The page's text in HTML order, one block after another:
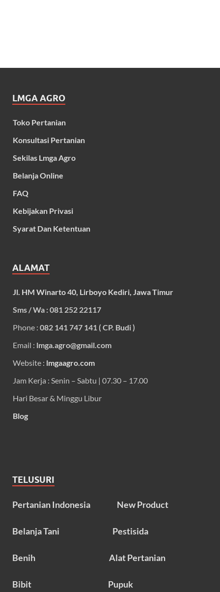
LMGA AGRO
Toko Pertanian
Konsultasi Pertanian
Sekilas Lmga Agro
Belanja Online
FAQ
Kebijakan Privasi
Syarat Dan Ketentuan
ALAMAT
Jl. HM Winarto 40, Lirboyo Kediri, Jawa Timur
Sms / Wa : 081 252 22117
Phone : 082 141 747 141 ( CP. Budi )
Email : lmga.agro@gmail.com
Website : lmgaagro.com
Jam Kerja : Senin – Sabtu | 07.30 – 17.00
Hari Besar & Minggu Libur
Blog
TELUSURI
Pertanian Indonesia New Product
Belanja Tani Pestisida
Benih Alat Pertanian
Bibit Pupuk